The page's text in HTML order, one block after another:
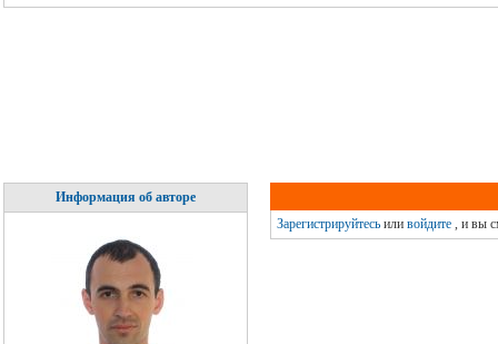
Информация об авторе
Зарегистрируйтесьили войдите, и вы